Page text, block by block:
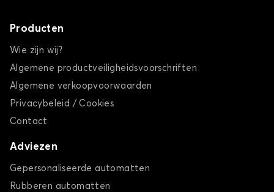
Producten
Wie zijn wij?
Algemene productveiligheidsvoorschriften
Algemene verkoopvoorwaarden
Privacybeleid / Cookies
Contact
Adviezen
Gepersonaliseerde automatten
Rubberen automatten